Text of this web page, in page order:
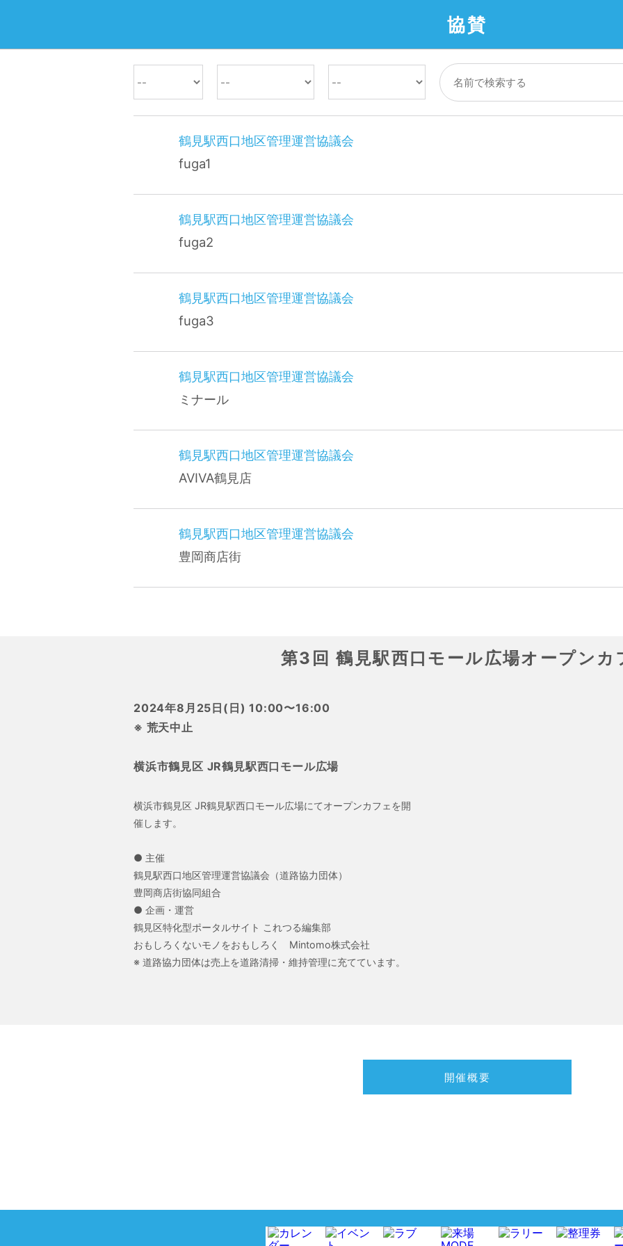
協賛
鶴見駅西口地区管理運営協議会
fuga1
鶴見駅西口地区管理運営協議会
fuga2
鶴見駅西口地区管理運営協議会
fuga3
鶴見駅西口地区管理運営協議会
ミナール
鶴見駅西口地区管理運営協議会
AVIVA鶴見店
鶴見駅西口地区管理運営協議会
豊岡商店街
第3回 鶴見駅西口モール広場オープンカ
2024年8月25日(日) 10:00〜16:00
※ 荒天中止
横浜市鶴見区 JR鶴見駅西口モール広場
横浜市鶴見区 JR鶴見駅西口モール広場にてオープンカフェを開
催します。
● 主催
鶴見駅西口地区管理運営協議会（道路協力団体）
豊岡商店街協同組合
● 企画・運営
鶴見区特化型ポータルサイト これつる編集部
おもしろくないモノをおもしろく Mintomo株式会社
※ 道路協力団体は売上を道路清掃・維持管理に充てています。